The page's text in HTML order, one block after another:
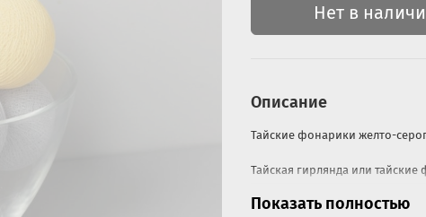
Нет в
Описание
Тайские фонарики желто-
Тайская гирлянда или
Тайские гирлянды безопасны
Показать полностью